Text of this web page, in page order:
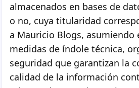
almacenados en bases de
o no, cuya titularidad
a Mauricio Blogs, asumiendo
medidas de índole técnica,
seguridad que garantizan la
calidad de la información